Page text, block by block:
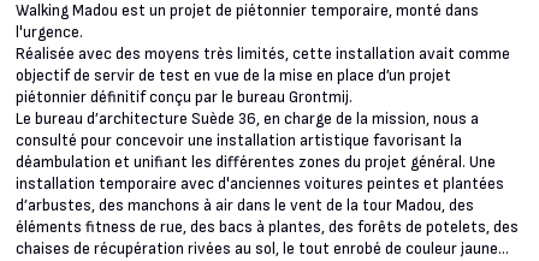
Walking Madou est un projet de piétonnier temporaire, monté dans
l'urgence.
Réalisée avec des moyens très limités, cette installation avait comme
objectif de servir de test en vue de la mise en place d’un projet
piétonnier définitif conçu par le bureau Grontmij.
Le bureau d’architecture Suède 36, en charge de la mission, nous a
consulté pour concevoir une installation artistique favorisant la
déambulation et unifiant les différentes zones du projet général. Une
installation temporaire avec d'anciennes voitures peintes et plantées
d’arbustes, des manchons à air dans le vent de la tour Madou, des
éléments fitness de rue, des bacs à plantes, des forêts de potelets, des
chaises de récupération rivées au sol, le tout enrobé de couleur jaune...